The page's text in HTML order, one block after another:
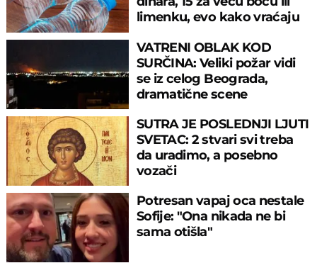
limenku, evo kako vraćaju
VATRENI OBLAK KOD
SURČINA: Veliki požar vidi
se iz celog Beograda,
dramatične scene
SUTRA JE POSLEDNJI LJUTI
SVETAC: 2 stvari svi treba
da uradimo, a posebno
vozači
Potresan vapaj oca nestale
Sofije: "Ona nikada ne bi
sama otišla"